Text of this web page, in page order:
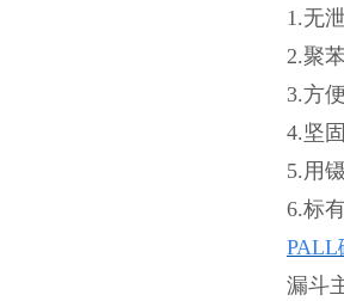
1.无
2.聚
3.方便
4.坚
5.用
6.标
PALL
漏斗